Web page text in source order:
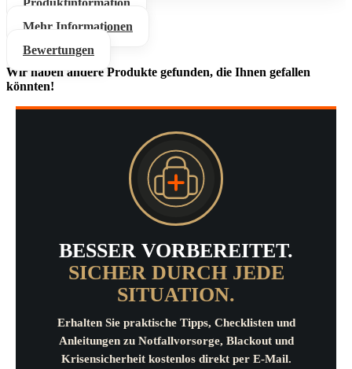
Produktinformation
Mehr Informationen
Bewertungen
Wir haben andere Produkte gefunden, die Ihnen gefallen
könnten!
BESSER VORBEREITET.
SICHER DURCH JEDE
SITUATION.
Erhalten Sie praktische Tipps, Checklisten und
Anleitungen zu Notfallvorsorge, Blackout und
Krisensicherheit kostenlos direkt per E-Mail.